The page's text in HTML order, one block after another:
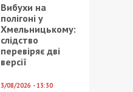
Вибухи на
полігоні у
Хмельницькому:
слідство
перевіряє дві
версії
3/08/2026 - 13:30